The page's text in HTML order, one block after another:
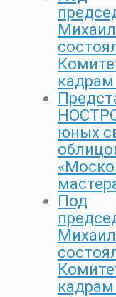
юных
Под